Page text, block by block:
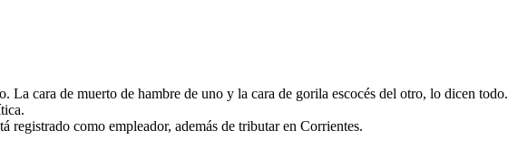
La cara de muerto de hambre de uno y la cara de gorila escocés del otro, lo dicen todo.
registrado como empleador, además de tributar en Corrientes.